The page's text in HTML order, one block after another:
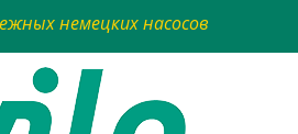
немецких насосов